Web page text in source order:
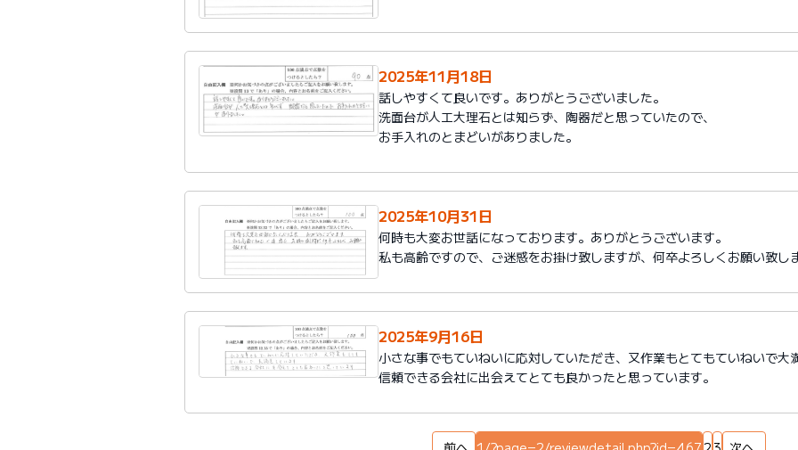
2025年11月18日
話しやすくて良いです。ありがとうございました。
洗面台が人工大理石とは知らず、陶器だと思っていたので、
お手入れのとまどいがありました。
2025年10月31日
何時も大変お世話になっております。ありがとうございます。
私も高齢ですので、ご迷惑をお掛け致しますが、何卒よろしくお願い致し
2025年9月16日
小さな事でもていねいに応対していただき、又作業もとてもていねいで大
信頼できる会社に出会えてとても良かったと思っています。